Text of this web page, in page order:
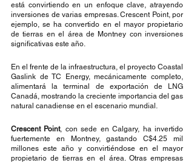
está convirtiendo en un enfoque clave, atrayendo
inversiones de varias empresas. Crescent Point, por
ejemplo, se ha convertido en el mayor propietario
de tierras en el área de Montney con inversiones
significativas este año.
En el frente de la infraestructura, el proyecto Coastal
Gaslink de TC Energy, mecánicamente completo,
alimentará la terminal de exportación de LNG
Canadá, mostrando la creciente importancia del gas
natural canadiense en el escenario mundial.
Crescent Point, con sede en Calgary, ha invertido
fuertemente en Montney, gastando C$4.25 mil
millones este año y convirtiéndose en el mayor
propietario de tierras en el área. Otras empresas